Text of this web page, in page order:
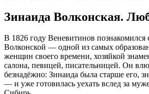
Зинаида Волконская.
В 1826 году Веневитинов познакомился
Волконской — одной из самых
женщин своего времени, хозяйкой
салона, певицей, писательницей. Он
безнадёжно: Зинаида была старше его,
— и уже готовилась уехать вслед за